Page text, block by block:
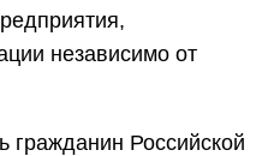
независимо от
Российской